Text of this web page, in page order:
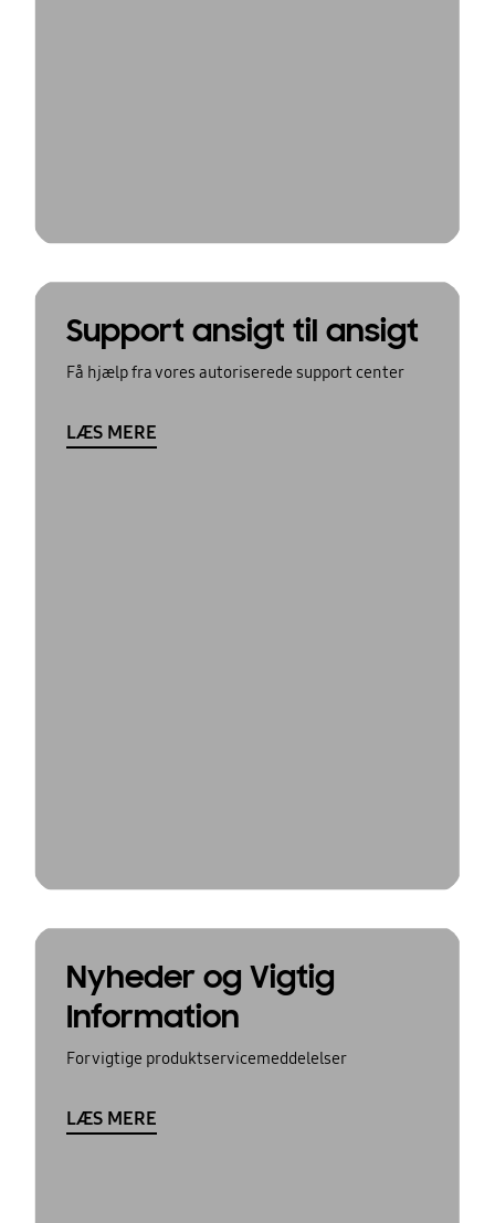
Support ansigt til ansigt
Få hjælp fra vores autoriserede support center
LÆS MERE
Nyheder og Vigtig
Information
For vigtige produktservicemeddelelser
LÆS MERE